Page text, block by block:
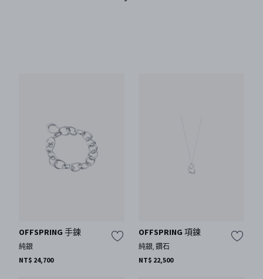
OFFSPRING 手鍊
純銀
NT$ 24,700
OFFSPRING 項鍊
純銀, 鑽石
NT$ 22,500